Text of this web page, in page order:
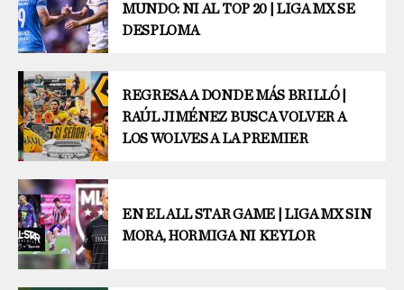
MUNDO: NI AL TOP 20 | LIGA MX SE
DESPLOMA
REGRESA A DONDE MÁS BRILLÓ |
RAÚL JIMÉNEZ BUSCA VOLVER A
LOS WOLVES A LA PREMIER
EN EL ALL STAR GAME | LIGA MX SIN
MORA, HORMIGA NI KEYLOR